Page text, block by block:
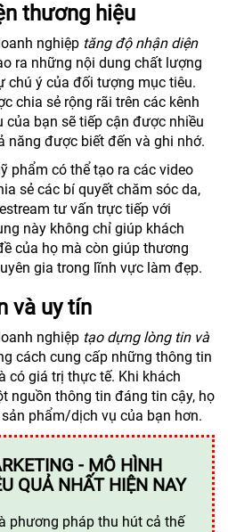
thương hiệu
nghiệp tăng độ nhận diện
ra những nội dung chất lượng
chú ý của đối tượng mục tiêu.
chia sẻ rộng rãi trên các kênh
của bạn sẽ tiếp cận được nhiều
năng được biết đến và ghi nhớ.
phẩm có thể tạo ra các video
sẻ các bí quyết chăm sóc da,
tư vấn trực tiếp với
này không chỉ giúp khách
của họ mà còn giúp thương
gia trong lĩnh vực làm đẹp.
và uy tín
nghiệp tạo dựng lòng tin và
cách cung cấp những thông tin
có giá trị thực tế. Khi khách
nguồn thông tin đáng tin cậy, họ
phẩm/dịch vụ của bạn hơn.
- MÔ HÌNH
QUẢ NHẤT HIỆN NAY
phương pháp thu hút cả thế